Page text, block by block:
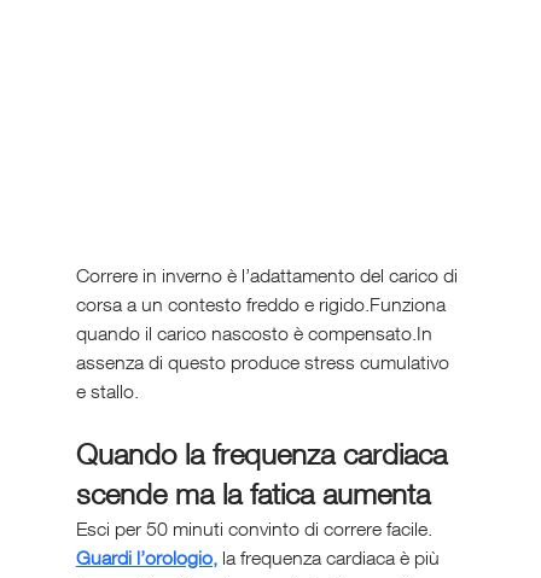
Correre in inverno è l’adattamento del carico di
corsa a un contesto freddo e rigido.Funziona
quando il carico nascosto è compensato.In
assenza di questo produce stress cumulativo
e stallo.
Quando la frequenza cardiaca
scende ma la fatica aumenta
Esci per 50 minuti convinto di correre facile.
Guardi l’orologio, la frequenza cardiaca è più